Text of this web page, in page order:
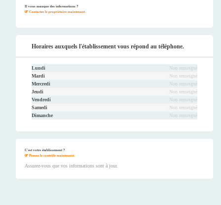
Il vous manque des informations ?
Contactez le propriétaire maintenant.
Horaires auxquels l'établissement vous répond au téléphone.
Lundi
Non renseigné
Mardi
Non renseigné
Mercredi
Non renseigné
Jeudi
Non renseigné
Vendredi
Non renseigné
Samedi
Non renseigné
Dimanche
Non renseigné
C'est votre établissement ?
Prenez le contrôle maintenant.
Assurez-vous que vos informations sont à jour.